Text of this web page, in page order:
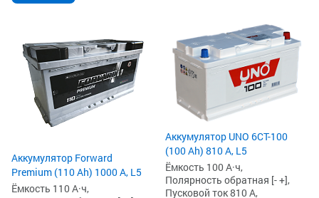
Аккумулятор Forward
Premium (110 Ah) 1000 А, L5
Ёмкость 110 А·ч,
Аккумулятор UNO 6CT-100
(100 Ah) 810 А, L5
Ёмкость 100 А·ч,
Полярность обратная [- +],
Пусковой ток 810 А,